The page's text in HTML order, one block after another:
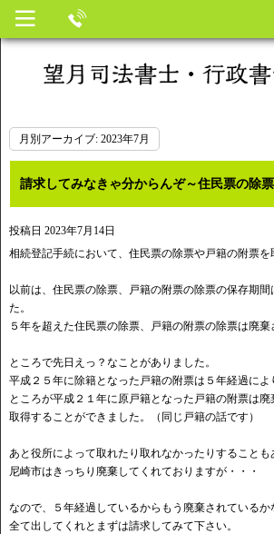
月別アーカイブ: 2023年7月
請求してみなきゃ分からんぞ～住民票の除
投稿日 2023年7月14日
相続登記手続において、住民票の除票や戸籍の附票を
以前は、住民票の除票、戸籍の附票の除票の保存期
た。
５年を超えた住民票の除票、戸籍の附票の除票は廃棄
ところで先日えっ？なことがありました。
平成２５年に除籍となった戸籍の附票は５年経過によ
ところが平成２１年に原戸籍となった戸籍の附票は廃
取得することができました。（同じ戸籍の話です）
あと役所によって取れたり取れなかったりすることも
尼崎市はきっちり廃棄してくれておりますが・・・
なので、５年経過しているからもう廃棄されているか
全て出してくれとまずは請求してみて下さい。